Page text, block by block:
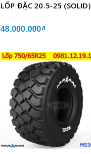
LỐP ĐẶC 20.5-25 (SOLID)
48.000.000₫